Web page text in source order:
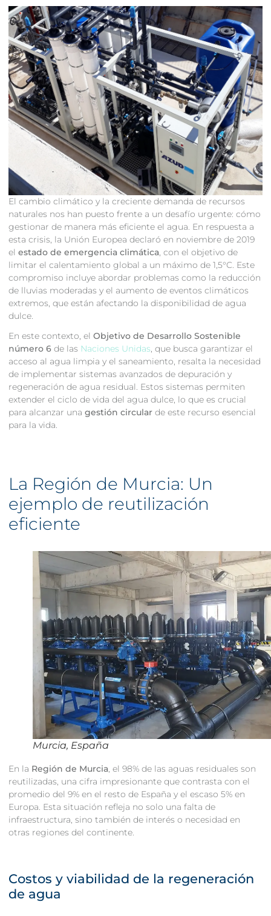
El cambio climático y la creciente demanda de recursos
naturales nos han puesto frente a un desafío urgente: cómo
gestionar de manera más eficiente el agua. En respuesta a
esta crisis, la Unión Europea declaró en noviembre de 2019
el estado de emergencia climática , con el objetivo de
limitar el calentamiento global a un máximo de 1,5°C. Este
compromiso incluye abordar problemas como la reducción
de lluvias moderadas y el aumento de eventos climáticos
extremos, que están afectando la disponibilidad de agua
dulce.
En este contexto, el Objetivo de Desarrollo Sostenible
número 6 de las Naciones Unidas, que busca garantizar el
acceso al agua limpia y el saneamiento, resalta la necesidad
de implementar sistemas avanzados de depuración y
regeneración de agua residual. Estos sistemas permiten
extender el ciclo de vida del agua dulce, lo que es crucial
para alcanzar una gestión circular de este recurso esencial
para la vida.
La Región de Murcia: Un
ejemplo de reutilización
eficiente
Murcia, España
En la Región de Murcia, el 98% de las aguas residuales son
reutilizadas, una cifra impresionante que contrasta con el
promedio del 9% en el resto de España y el escaso 5% en
Europa. Esta situación refleja no solo una falta de
infraestructura, sino también de interés o necesidad en
otras regiones del continente.
Costos y viabilidad de la regeneración
de agua